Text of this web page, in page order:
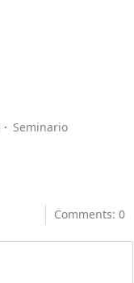
Seminario
Comments: 0